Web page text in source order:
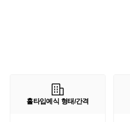
홀타입예식 형태/간격